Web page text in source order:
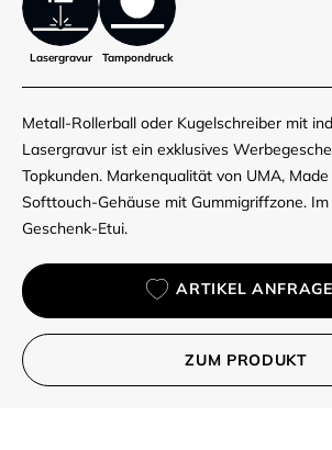
Lasergravur Tampondruck
Metall-Rollerball oder Kugelschreiber mit
Lasergravur ist ein exklusives
Topkunden. Markenqualität von UMA, Made
Softtouch-Gehäuse mit Gummigriffzone.
Geschenk-Etui.
ARTIKEL
ZUM PRODUKT